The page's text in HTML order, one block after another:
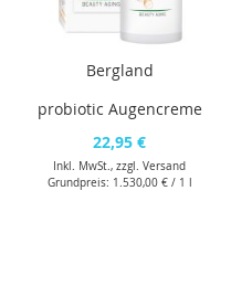
Bergland
probiotic Augencreme
22,95 €
Inkl. MwSt., zzgl.Versand
Grundpreis: 1.530,00 €/ 1 l